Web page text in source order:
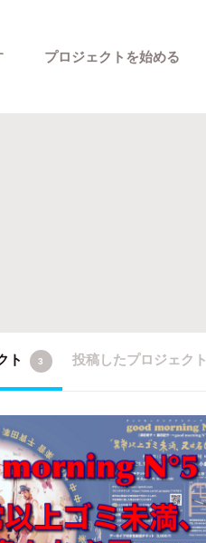
プロジェクトを始める
ト 3 投稿したプロジェクト